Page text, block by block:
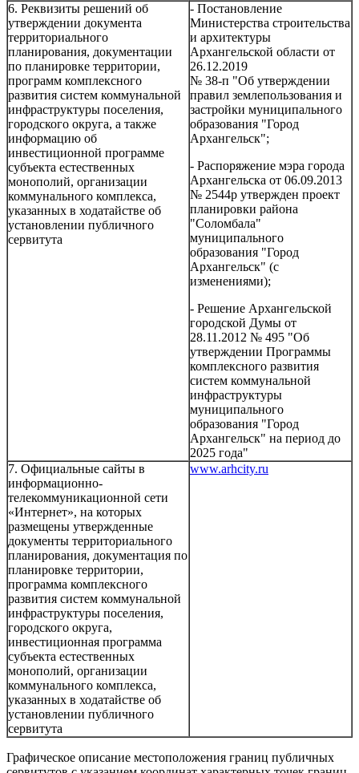
6. Реквизиты решений об
утверждении документа
территориального
планирования, документации
по планировке территории,
программ комплексного
развития систем коммунальной
инфраструктуры поселения,
городского округа, а также
информацию об
инвестиционной программе
субъекта естественных
монополий, организации
коммунального комплекса,
указанных в ходатайстве об
установлении публичного
сервитута
- Постановление
Министерства строительства
и архитектуры
Архангельской области от
26.12.2019
№ 38-п "Об утверждении
правил землепользования и
застройки муниципального
образования "Город
Архангельск";
- Распоряжение мэра города
Архангельска от 06.09.2013
№ 2544р утвержден проект
планировки района
"Соломбала"
муниципального
образования "Город
Архангельск" (с
изменениями);
- Решение Архангельской
городской Думы от
28.11.2012 № 495 "Об
утверждении Программы
комплексного развития
систем коммунальной
инфраструктуры
муниципального
образования "Город
Архангельск" на период до
2025 года"
7. Официальные сайты в
информационно-
телекоммуникационной сети
«Интернет», на которых
размещены утвержденные
документы территориального
планирования, документация по
планировке территории,
программа комплексного
развития систем коммунальной
инфраструктуры поселения,
городского округа,
инвестиционная программа
субъекта естественных
монополий, организации
коммунального комплекса,
указанных в ходатайстве об
установлении публичного
сервитута
www.arhcity.ru
Графическое описание местоположения границ публичных